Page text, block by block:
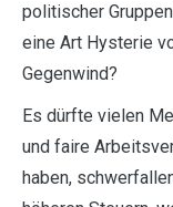
politischer
eine Art Hysterie
Gegenwind?
Es dürfte vielen
und faire
haben,